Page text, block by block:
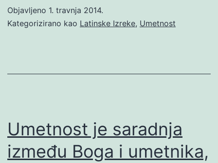
Objavljeno 1. travnja 2014.
Kategorizirano kao Latinske Izreke, Umetnost
Umetnost je saradnja
između Boga i umetnika,